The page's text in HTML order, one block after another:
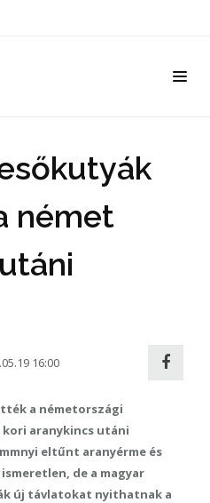
német
16:00
a németországi
aranykincs utáni
eltűnt aranyérme és
de a magyar
új távlatokat nyithatnak a